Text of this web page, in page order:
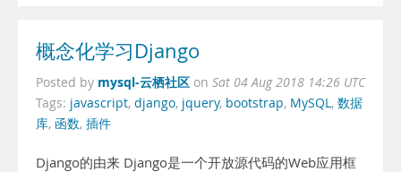
概念化学习Django
Posted by mysql-云栖社区 on Sat 04 Aug 2018 14:26 UTC
Tags: javascript, django, jquery, bootstrap, MySQL, 数据
库, 函数, 插件
Django的由来 Django是一个开放源代码的Web应用框